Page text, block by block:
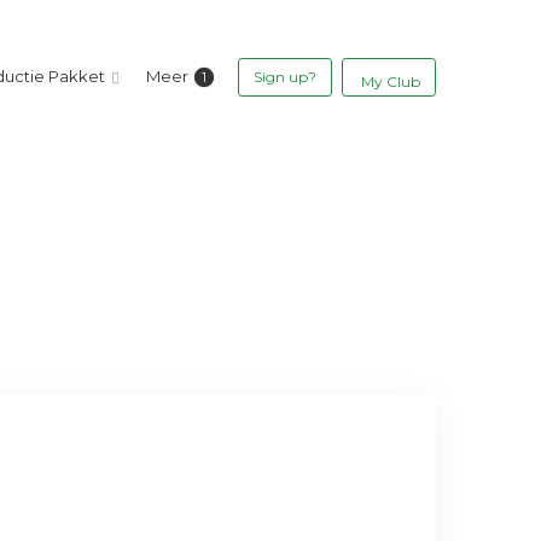
Pakket Meer Sign up? My Club